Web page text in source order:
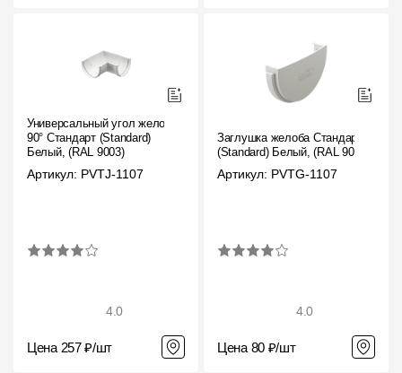
Универсальный угол желоба
90° Стандарт (Standard)
Белый, (RAL 9003)
Артикул: PVTJ-1107
4.0
Цена 257 ₽/шт
Заглушка желоба Стандарт
(Standard) Белый, (RAL 9003)
Артикул: PVTG-1107
4.0
Цена 80 ₽/шт